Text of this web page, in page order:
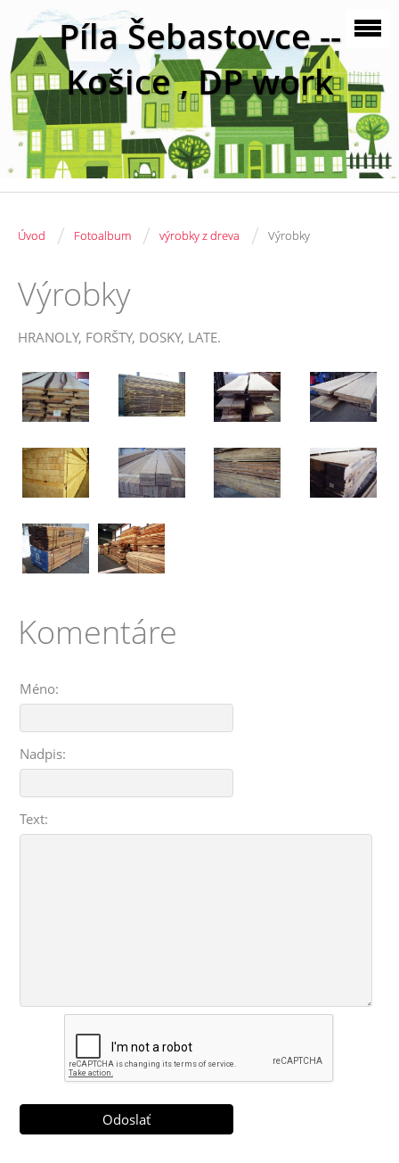
Píla Šebastovce --
Košice , DP work
Úvod / Fotoalbum / výrobky z dreva / Výrobky
Výrobky
HRANOLY, FORŠTY, DOSKY, LATE.
Komentáre
Méno:
Nadpis:
Text: